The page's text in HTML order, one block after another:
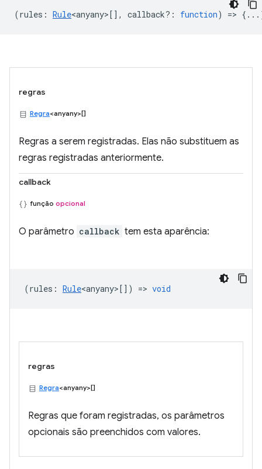
(rules : Rule<anyany> [], callback? : function) =>
regras
Regra<anyany>[]
Regras a serem registradas. Elas não substituem as
regras registradas anteriormente.
callback
função opcional
O parâmetro callback tem esta aparência:
(rules : Rule<anyany> []) => void
regras
Regra<anyany>[]
Regras que foram registradas, os parâmetros
opcionais são preenchidos com valores.